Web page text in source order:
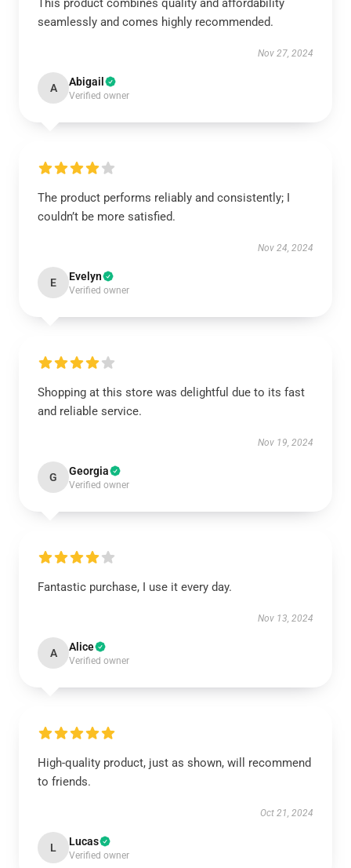
This product combines quality and affordability
seamlessly and comes highly recommended.
Nov 27, 2024
A Abigail
Verified owner
The product performs reliably and consistently; I
couldn’t be more satisfied.
Nov 24, 2024
E Evelyn
Verified owner
Shopping at this store was delightful due to its fast
and reliable service.
Nov 19, 2024
G Georgia
Verified owner
Fantastic purchase, I use it every day.
Nov 13, 2024
A Alice
Verified owner
High-quality product, just as shown, will recommend
to friends.
Oct 21, 2024
L Lucas
Verified owner